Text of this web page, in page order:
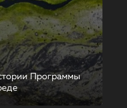
Программы